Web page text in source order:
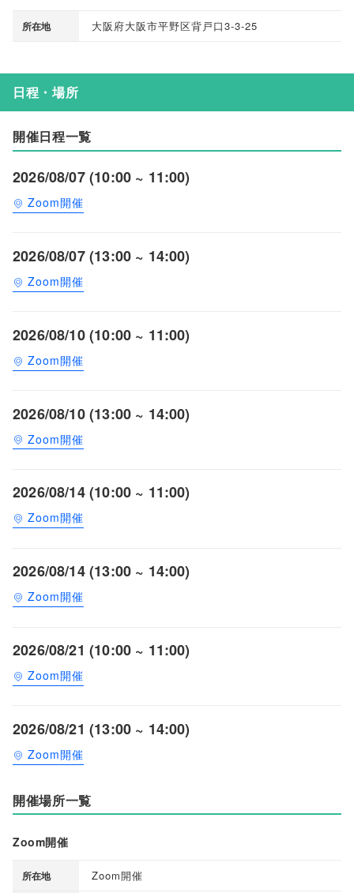
所在地 大阪府大阪市平野区背戸口3-3-25
日程・場所
開催日程一覧
2026/08/07 (10:00 ~ 11:00)
Zoom開催
2026/08/07 (13:00 ~ 14:00)
Zoom開催
2026/08/10 (10:00 ~ 11:00)
Zoom開催
2026/08/10 (13:00 ~ 14:00)
Zoom開催
2026/08/14 (10:00 ~ 11:00)
Zoom開催
2026/08/14 (13:00 ~ 14:00)
Zoom開催
2026/08/21 (10:00 ~ 11:00)
Zoom開催
2026/08/21 (13:00 ~ 14:00)
Zoom開催
開催場所一覧
Zoom開催
所在地 Zoom開催